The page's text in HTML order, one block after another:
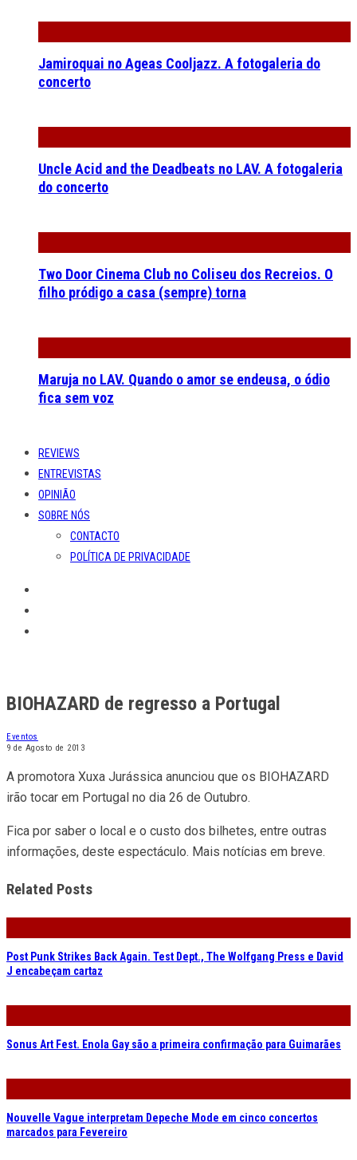
Jamiroquai no Ageas Cooljazz. A fotogaleria do
concerto
Uncle Acid and the Deadbeats no LAV. A fotogaleria
do concerto
Two Door Cinema Club no Coliseu dos Recreios. O
filho pródigo a casa (sempre) torna
Maruja no LAV. Quando o amor se endeusa, o ódio
fica sem voz
REVIEWS
ENTREVISTAS
OPINIÃO
SOBRE NÓS
CONTACTO
POLÍTICA DE PRIVACIDADE
BIOHAZARD de regresso a Portugal
Eventos
9 de Agosto de 2013
A promotora Xuxa Jurássica anunciou que os BIOHAZARD
irão tocar em Portugal no dia 26 de Outubro.
Fica por saber o local e o custo dos bilhetes, entre outras
informações, deste espectáculo. Mais notícias em breve.
Related Posts
Post Punk Strikes Back Again. Test Dept., The Wolfgang Press e David
J encabeçam cartaz
Sonus Art Fest. Enola Gay são a primeira confirmação para Guimarães
Nouvelle Vague interpretam Depeche Mode em cinco concertos
marcados para Fevereiro